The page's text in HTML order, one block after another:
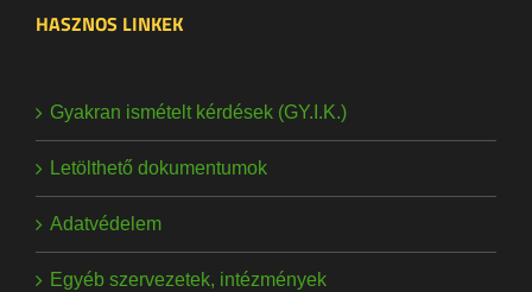
HASZNOS LINKEK
Gyakran ismételt kérdések (GY.I.K.)
Letölthető dokumentumok
Adatvédelem
Egyéb szervezetek, intézmények